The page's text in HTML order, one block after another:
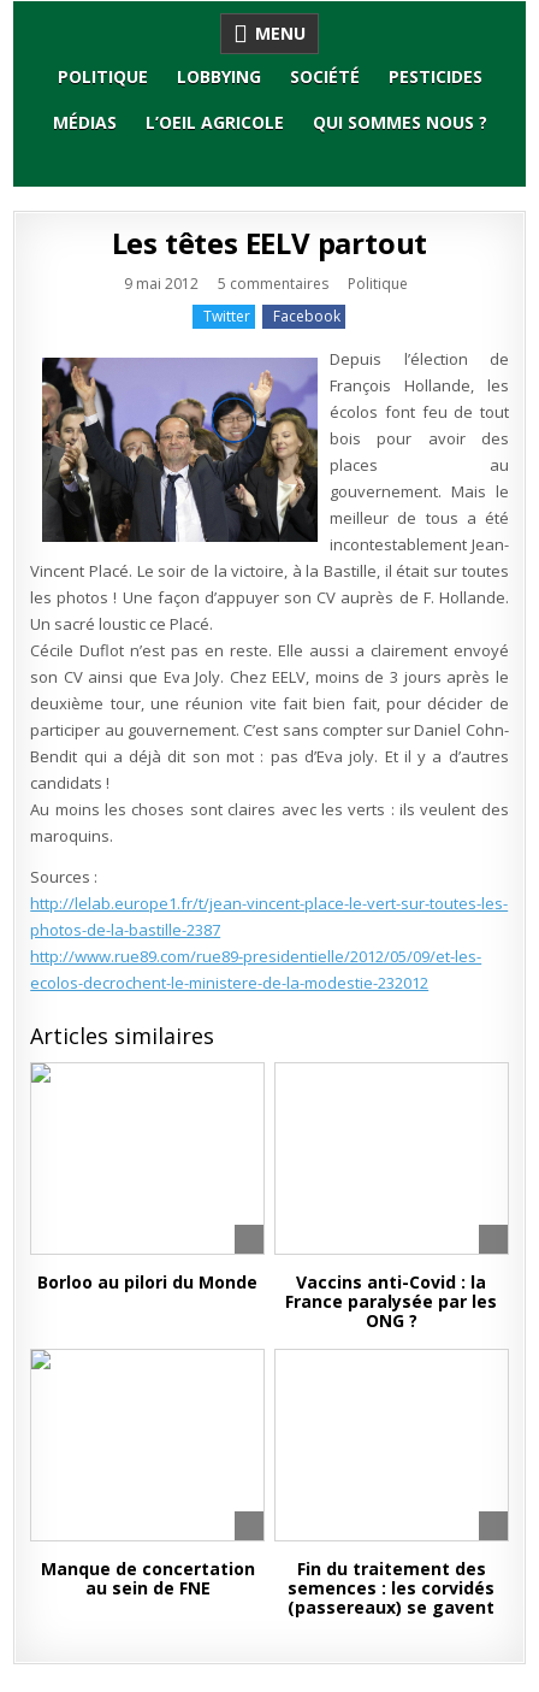
MENU
POLITIQUE
LOBBYING SOCIÉTÉ
PESTICIDES
MÉDIAS
L’OEIL AGRICOLE QUI SOMMES NOUS ?
Les têtes EELV partout
9 mai 2012 5 commentairessur
têtes
EELV
Publié
Politique
Twitter
Facebook
Depuis l’élection de
François Hollande, les
écolos font feu de tout
bois pour avoir des
places au
gouvernement. Mais le
meilleur de tous a été
incontestablement Jean-
Vincent Placé. Le soir de la victoire, à la Bastille, il était sur toutes
les photos ! Une façon d’appuyer son CV auprès de F. Hollande.
Un sacré loustic ce Placé.
Cécile Duflot n’est pas en reste. Elle aussi a clairement envoyé
son CV ainsi que Eva Joly. Chez EELV, moins de 3 jours après le
deuxième tour, une réunion vite fait bien fait, pour décider de
participer au gouvernement. C’est sans compter sur Daniel Cohn-
Bendit qui a déjà dit son mot : pas d’Eva joly. Et il y a d’autres
candidats !
Au moins les choses sont claires avec les verts : ils veulent des
maroquins.
Sources :
http://lelab.europe1.fr/t/jean-vincent-place-le-vert-sur-toutes-les-
photos-de-la-bastille-2387
http://www.rue89.com/rue89-presidentielle/2012/05/09/et-les-
ecolos-decrochent-le-ministere-de-la-modestie-232012
Articles similaires
Borloo au pilori du Monde
Vaccins anti-Covid : la
France paralysée par les
ONG ?
Manque de concertation
au sein de FNE
Fin du traitement des
semences : les corvidés
(passereaux) se gavent